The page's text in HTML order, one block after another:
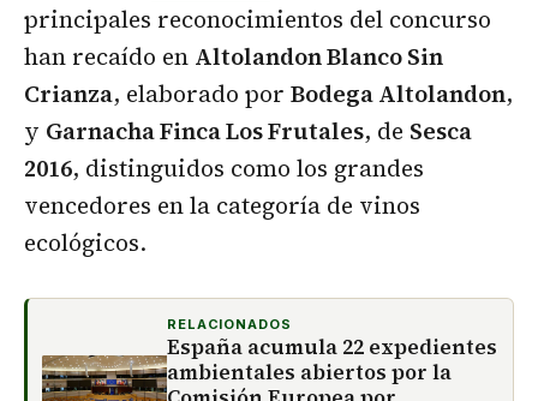
principales reconocimientos del concurso
han recaído en Altolandon Blanco Sin
Crianza, elaborado por Bodega Altolandon,
y Garnacha Finca Los Frutales, de Sesca
2016, distinguidos como los grandes
vencedores en la categoría de vinos
ecológicos.
RELACIONADOS
España acumula 22 expedientes
ambientales abiertos por la